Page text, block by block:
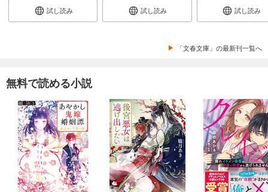
試し読み 試し読み 試し読み
「文春文庫」の最新刊一覧へ
無料で読める小説